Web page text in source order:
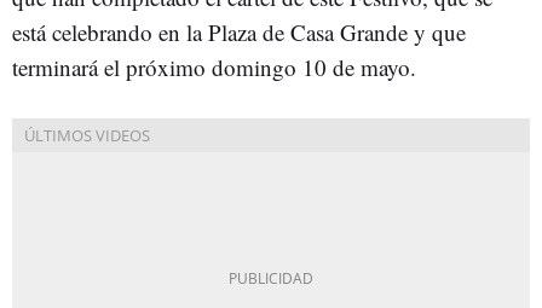
está celebrando en la Plaza de Casa Grande y que
terminará el próximo domingo 10 de mayo.